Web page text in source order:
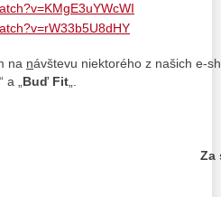
na návštevu niektorého z našich e-
“ a „Buď Fit„.
Za